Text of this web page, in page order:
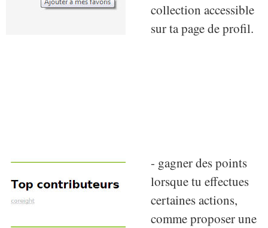
collection accessible
sur ta page de profil.
- gagner des points
lorsque tu effectues
certaines actions,
comme proposer une